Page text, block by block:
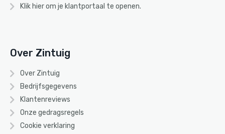
Klik hier om je klantportaal te openen.
Over Zintuig
Over Zintuig
Bedrijfsgegevens
Klantenreviews
Onze gedragsregels
Cookie verklaring